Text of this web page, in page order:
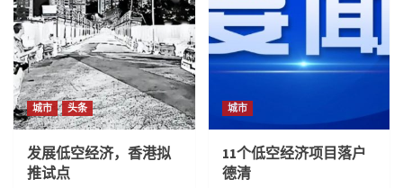
城市 头条
发展低空经济，香港拟
推试点
城市
11个低空经济项目落户
德清